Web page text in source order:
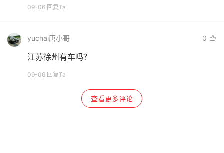
09-06 回复Ta
yuchai唐小哥 0
江苏徐州有车吗？
09-06 回复Ta
查看更多评论